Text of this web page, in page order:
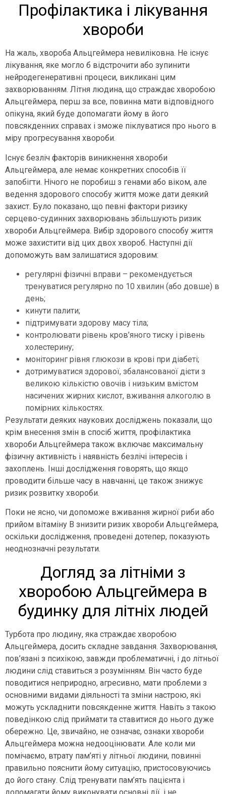
Профілактика і лікування
хвороби
На жаль, хвороба Альцгеймера невиліковна. Не існує
лікування, яке могло б відстрочити або зупинити
нейродегенеративні процеси, викликані цим
захворюванням. Літня людина, що страждає хворобою
Альцгеймера, перш за все, повинна мати відповідного
опікуна, який буде допомагати йому в його
повсякденних справах і зможе піклуватися про нього в
міру прогресування хвороби.
Існує безліч факторів виникнення хвороби
Альцгеймера, але немає конкретних способів її
запобігти. Нічого не поробиш з генами або віком, але
ведення здорового способу життя може дати деякий
захист. Було показано, що певні фактори ризику
серцево-судинних захворювань збільшують ризик
хвороби Альцгеймера. Вибір здорового способу життя
може захистити від цих двох хвороб. Наступні дії
допоможуть вам залишатися здоровим:
регулярні фізичні вправи – рекомендується
тренуватися регулярно по 10 хвилин (або довше) в
день;
кинути палити;
підтримувати здорову масу тіла;
контролювати рівень кров’яного тиску і рівень
холестерину;
моніторинг рівня глюкози в крові при діабеті;
дотримуватися здорової, збалансованої дієти з
великою кількістю овочів і низьким вмістом
насичених жирних кислот, вживання алкоголю в
помірних кількостях.
Результати деяких наукових досліджень показали, що
крім внесення змін в спосіб життя, профілактика
хвороби Альцгеймера також включає максимальну
фізичну активність і наявність безлічі інтересів і
захоплень. Інші дослідження говорять, що якщо
проводити більше часу в навчанні, це також знижує
ризик розвитку хвороби.
Поки не ясно, чи допоможе вживання жирної риби або
прийом вітаміну B знизити ризик хвороби Альцгеймера,
оскільки дослідження, проведені дотепер, показують
неоднозначні результати.
Догляд за літніми з
хворобою Альцгеймера в
будинку для літніх людей
Турбота про людину, яка страждає хворобою
Альцгеймера, досить складне завдання. Захворювання,
пов’язані з психікою, завжди проблематичні, і до літньої
людини слід ставиться з розумінням. Він часто буде
поводитися неприродно, агресивно, мати проблеми з
основними видами діяльності та зміни настрою, які
можуть ускладнити повсякденне життя. Навіть з такою
поведінкою слід приймати та ставитися до нього дуже
обережно. Це, звичайно, не означає, ознаки хвороби
Альцгеймера можна недооцінювати. Але коли ми
помічаємо, втрату пам’яті у літньої людини, повинні
правильно пояснити йому ситуацію, пристосовуючись
до його стану. Слід тренувати пам’ять пацієнта і